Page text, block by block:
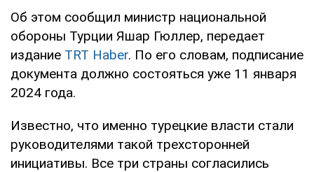
Об этом сообщил министр национальной
обороны Турции Яшар Гюллер, передает
издание TRT Haber. По его словам, подписание
документа должно состояться уже 11 января
2024 года.
Известно, что именно турецкие власти стали
руководителями такой трехсторонней
инициативы. Все три страны согласились